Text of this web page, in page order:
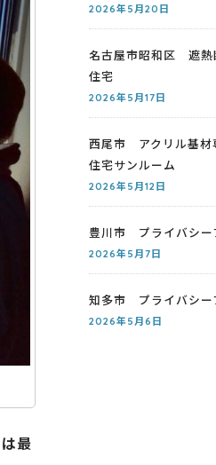
最
2026年5月20日
名古屋市昭和区 遮
住宅
2026年5月17日
西尾市 アクリル基
住宅サンルーム
2026年5月12日
豊川市 プライバシ
2026年5月7日
知多市 プライバシ
2026年5月6日